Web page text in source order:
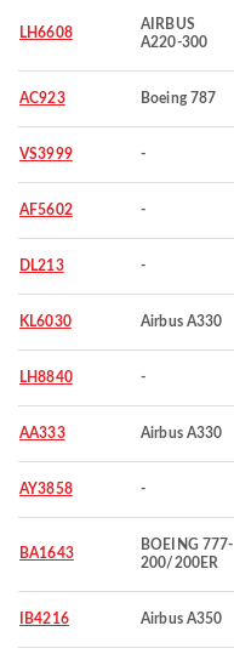
LH6608
AIRBUS
A220-300
AC923 Boeing 787
VS3999 -
AF5602 -
DL213 -
KL6030 Airbus A330
LH8840 -
AA333 Airbus A330
AY3858 -
BA1643
BOEING 777-
200/200ER
IB4216 Airbus A350